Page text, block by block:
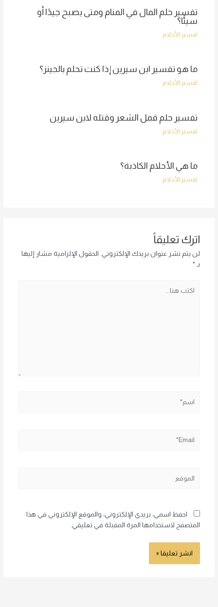
تفسير حلم المال في المنام ومتى يصبح جيدًا أو
سيئًا؟
تفسير الأحلام
ما هو تفسير ابن سيرين إذا كنت تحلم بالجينز؟
تفسير الأحلام
تفسير حلم قمل الشعر وقتله لابن سيرين
تفسير الأحلام
ما هي الأحلام الكاذبة؟
تفسير الأحلام
اترك تعليقاً
لن يتم نشر عنوان بريدك الإلكتروني. الحقول الإلزامية مشار إليها
بـ *
هنا...
احفظ اسمي، بريدي الإلكتروني، والموقع الإلكتروني في هذا
المتصفح لاستخدامها المرة المقبلة في تعليقي.